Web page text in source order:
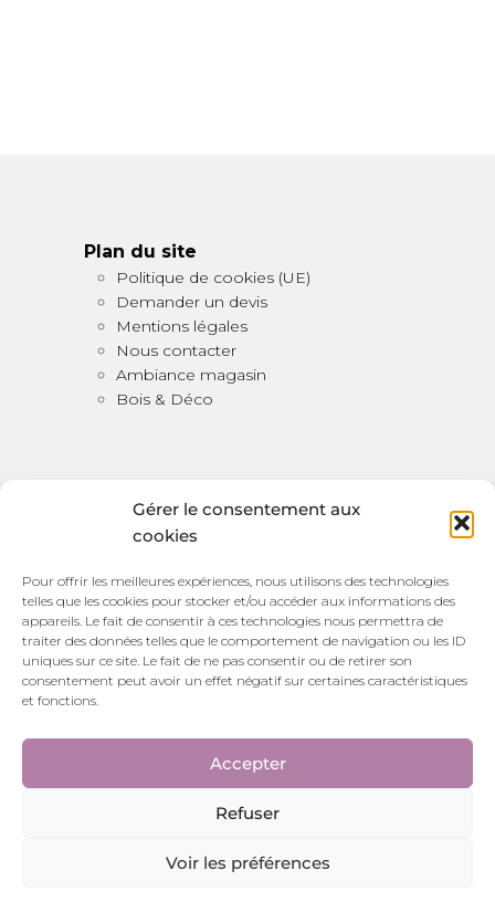
Gérer le consentement aux
cookies
Pour offrir les meilleures expériences, nous utilisons des technologies
telles que les cookies pour stocker et/ou accéder aux informations des
appareils. Le fait de consentir à ces technologies nous permettra de
traiter des données telles que le comportement de navigation ou les ID
uniques sur ce site. Le fait de ne pas consentir ou de retirer son
consentement peut avoir un effet négatif sur certaines caractéristiques
et fonctions.
Accepter
Refuser
Voir les préférences
Plan du site
Politique de cookies (UE)
Demander un devis
Mentions légales
Nous contacter
Ambiance magasin
Bois & Déco
Bois & Déco
100 bis Rue Victor Watremez,
59157 Beauvois en Cambrésis
HORAIRES D’OUVERTURE:
Du mardi au samedi de 14:00 à 18:45
Suivez nous sur les réseaux sociaux